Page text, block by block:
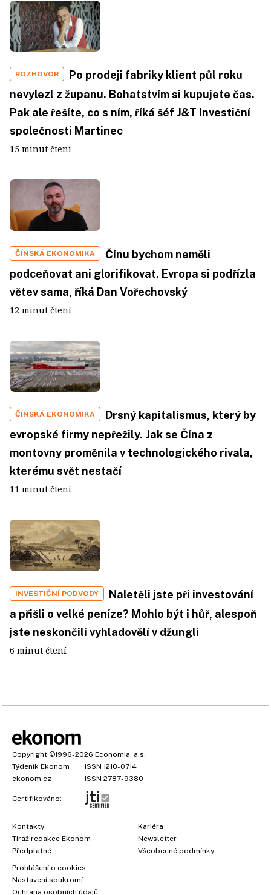
ROZHOVOR
Po prodeji fabriky klient půl roku
nevylezl z županu. Bohatstvím si kupujete čas.
Pak ale řešíte, co s ním, říká šéf J&T Investiční
společnosti Martinec
15 minut čtení
ČÍNSKÁ EKONOMIKA
Čínu bychom neměli
podceňovat ani glorifikovat. Evropa si podřízla
větev sama, říká Dan Vořechovský
12 minut čtení
ČÍNSKÁ EKONOMIKA
Drsný kapitalismus, který by
evropské firmy nepřežily. Jak se Čína z
montovny proměnila v technologického rivala,
kterému svět nestačí
11 minut čtení
INVESTIČNÍ PODVODY
Naletěli jste při investování
a přišli o velké peníze? Mohlo být i hůř, alespoň
jste neskončili vyhladovělí v džungli
6 minut čtení
Copyright ©1996-2026 Economia, a.s.
Týdeník Ekonom
ISSN 1210-0714
ekonom.cz
ISSN 2787-9380
Certifikováno:
Kontakty
Tiráž redakce Ekonom
Předplatné
Kariéra
Newsletter
Všeobecné podmínky
Prohlášení o cookies
Nastavení soukromí
Ochrana osobních údajů